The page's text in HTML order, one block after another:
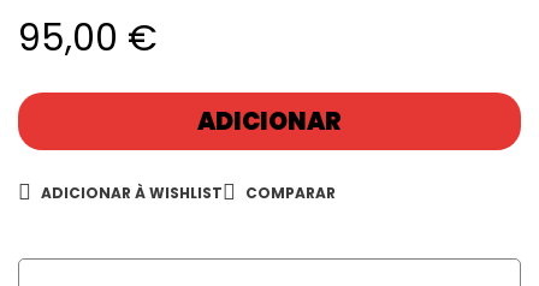
95,00 €
ADICIONAR
ADICIONAR À WISHLIST COMPARAR